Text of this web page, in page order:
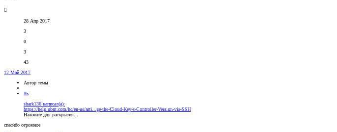
28 Апр 2017
3
0
3
43
12 Май 2017
Автор темы
#5
shark136 написал(а):
https://help.ubnt.com/hc/en-us/arti...ge-the-Cloud-Key-s-Controller-Version-via-SSH
Нажмите для раскрытия...
спасибо огромное